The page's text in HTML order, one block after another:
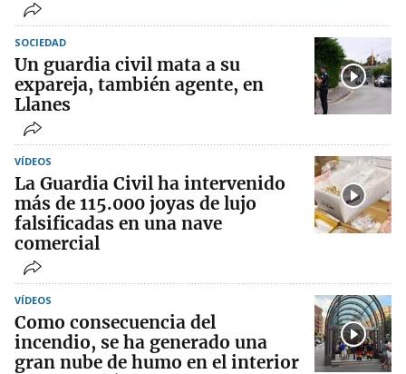
SOCIEDAD
Un guardia civil mata a su
expareja, también agente, en
Llanes
VÍDEOS
La Guardia Civil ha intervenido
más de 115.000 joyas de lujo
falsificadas en una nave
comercial
VÍDEOS
Como consecuencia del
incendio, se ha generado una
gran nube de humo en el interior